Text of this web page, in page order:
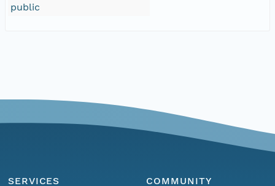
public
SERVICES
COMMUNITY